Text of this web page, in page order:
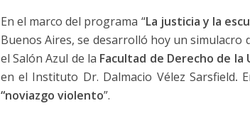
En el marco del programa “La justicia y la
Buenos Aires, se desarrolló hoy un simulacro
el Salón Azul de la Facultad de Derecho de la
en el Instituto Dr. Dalmacio Vélez Sarsfield.
“noviazgo violento”.